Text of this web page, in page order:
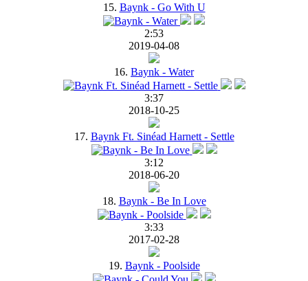
15. Baynk - Go With U
2:53
2019-04-08
16. Baynk - Water
3:37
2018-10-25
17. Baynk Ft. Sinéad Harnett - Settle
3:12
2018-06-20
18. Baynk - Be In Love
3:33
2017-02-28
19. Baynk - Poolside